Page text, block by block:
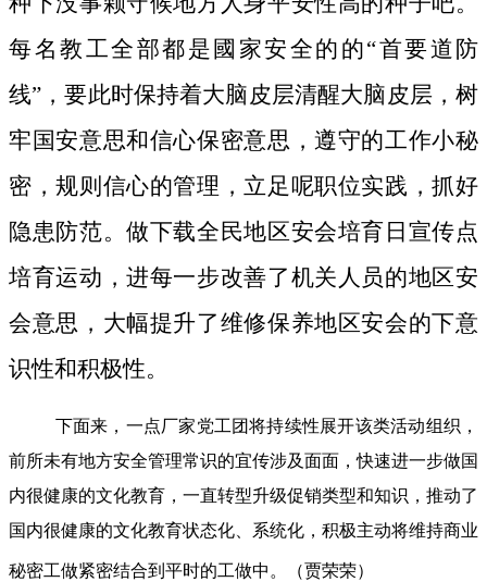
每名教工全部都是國家安全的的“首要道防
线”，要此时保持着大脑皮层清醒大脑皮层，树
牢国安意思和信心保密意思，遵守的工作小秘
密，规则信心的管理，立足呢职位实践，抓好
隐患防范。做下载全民地区安会培育日宣传点
培育运动，进每一步改善了机关人员的地区安
会意思，大幅提升了维修保养地区安会的下意
识性和积极性。
下面来，一点厂家党工团将持续性展开该类活动组织，
前所未有地方安全管理常识的宜传涉及面面，快速进一步做国
内很健康的文化教育，一直转型升级促销类型和知识，推动了
国内很健康的文化教育状态化、系统化，积极主动将维持商业
秘密工做紧密结合到平时的工做中。（贾荣荣）